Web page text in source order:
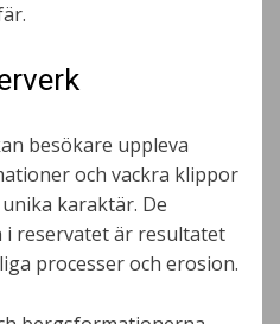
besökare uppleva
och vackra klippor
karaktär. De
reservatet är resultatet
processer och erosion.